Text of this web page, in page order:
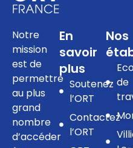
Notre
mission
est de
permettre
au plus
grand
nombre
d’accéder
En
savoir
plus
Soutenez
l’ORT
Contactez
l’ORT
Nos
de